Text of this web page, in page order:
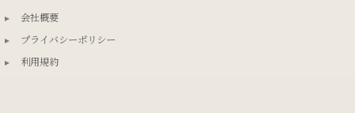
▸
会社概要
▸
プライバシーポリシー
▸
利用規約